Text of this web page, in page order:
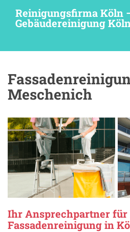
t
Reinigungsfirma Köln
Gebäudereinigung
Meschenich
Ihr Ansprechpartner für
Fassadenreinigung in